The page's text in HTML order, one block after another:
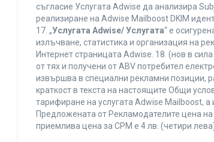
съгласие Услугата Adwise да анализира
реализиране на Adwise Mailboost DKIM
17. „Услугата Adwise/ Услугата“ е
излъчване, статистика и организация на
Интернет страницата Adwise. 18. (нов в сила
от тях и получени от ABV потребител
извършва в специални рекламни позиции,
краткост в текста на настоящите Общи
тарифиране на услугата Adwise Mailboost,
Предложената от Рекламодателите цена
приемлива цена за CPM е 4 лв. (четири